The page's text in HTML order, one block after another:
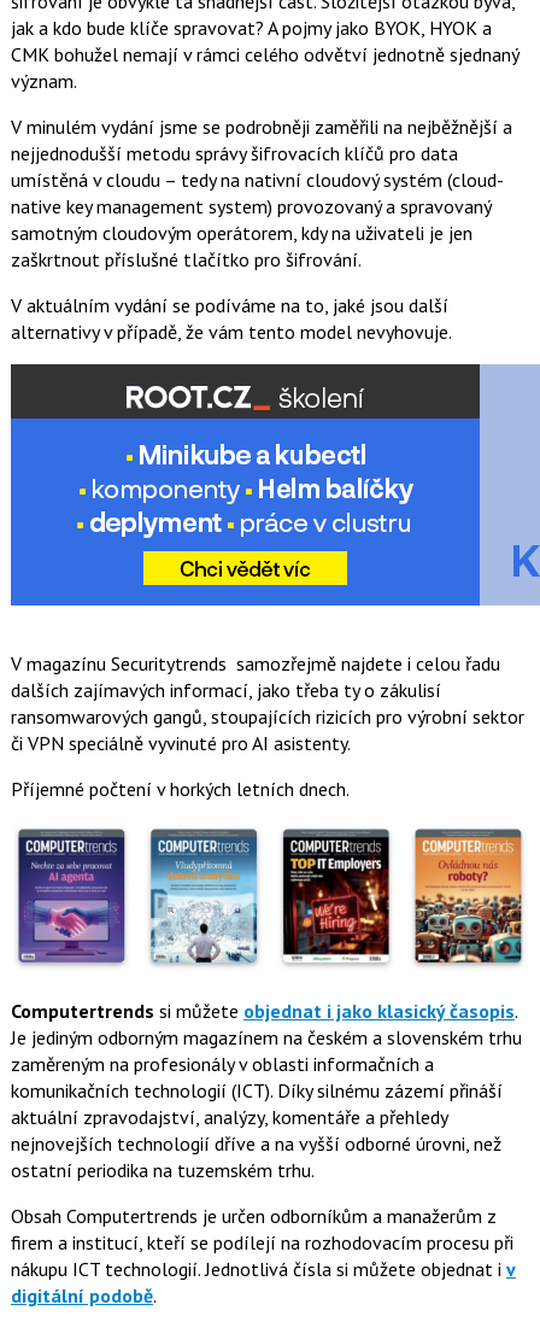
jak a kdo bude klíče spravovat? A pojmy jako BYOK, HYOK a
CMK bohužel nemají v rámci celého odvětví jednotně sjednaný
význam.
V minulém vydání jsme se podrobněji zaměřili na nejběžnější a
nejjednodušší metodu správy šifrovacích klíčů pro data
umístěná v cloudu – tedy na nativní cloudový systém (cloud-
native key management system) provozovaný a spravovaný
samotným cloudovým operátorem, kdy na uživateli je jen
zaškrtnout příslušné tlačítko pro šifrování.
V aktuálním vydání se podíváme na to, jaké jsou další
alternativy v případě, že vám tento model nevyhovuje.
V magazínu Securitytrends samozřejmě najdete i celou řadu
dalších zajímavých informací, jako třeba ty o zákulisí
ransomwarových gangů, stoupajících rizicích pro výrobní sektor
či VPN speciálně vyvinuté pro AI asistenty.
Příjemné počtení v horkých letních dnech.
Computertrends si můžete objednat i jako klasický časopis.
Je jediným odborným magazínem na českém a slovenském trhu
zaměreným na profesionály v oblasti informačních a
komunikačních technologií (ICT). Díky silnému zázemí přináší
aktuální zpravodajství, analýzy, komentáře a přehledy
nejnovejších technologií dříve a na vyšší odborné úrovni, než
ostatní periodika na tuzemském trhu.
Obsah Computertrends je určen odborníkům a manažerům z
firem a institucí, kteří se podílejí na rozhodovacím procesu při
nákupu ICT technologií. Jednotlivá čísla si můžete objednat i v
digitální podobě.